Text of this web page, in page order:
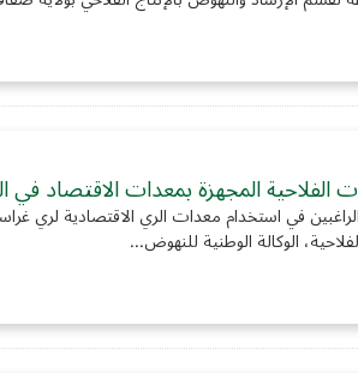
الفلاحية المجهزة بمعدات الاقتصاد في
في استخدام معدات الري الاقتصادية لري
الوكالة الوطنية للنهوض...